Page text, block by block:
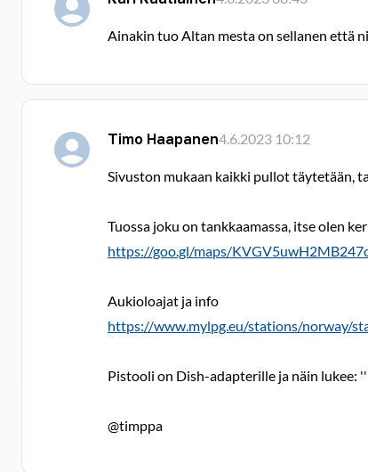
Ainakin tuo Altan mesta on sellanen että
Timo Haapanen4.6.2023 10:12
Sivuston mukaan kaikki pullot täytetään,
Tuossa joku on tankkaamassa, itse olen
https://goo.gl/maps/
Aukioloajat ja info
https://www.mylpg.eu/stations/norway/
Pistooli on Dish-adapterille ja näin lukee:
@timppa